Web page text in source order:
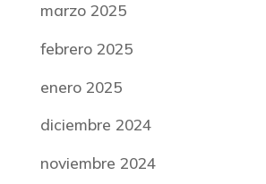
marzo 2025
febrero 2025
enero 2025
diciembre 2024
noviembre 2024